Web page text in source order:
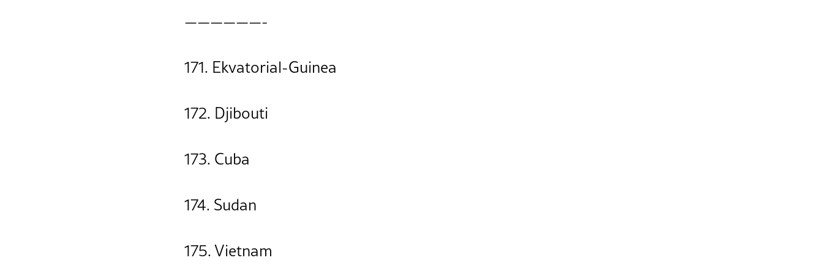
——————-
171. Ekvatorial-Guinea
172. Djibouti
173. Cuba
174. Sudan
175. Vietnam